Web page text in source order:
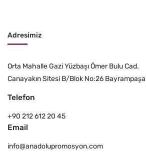
Adresimiz
Orta Mahalle Gazi Yüzbaşı Ömer Bulu Cad.
Canayakın Sitesi B/Blok No:26 Bayrampaşa
Telefon
+90 212 612 20 45
Email
info@anadolupromosyon.com